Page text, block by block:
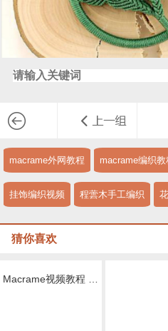
macrame外网教程 macrame编织教
挂饰编织视频 程蕓木手工编织
猜你喜欢